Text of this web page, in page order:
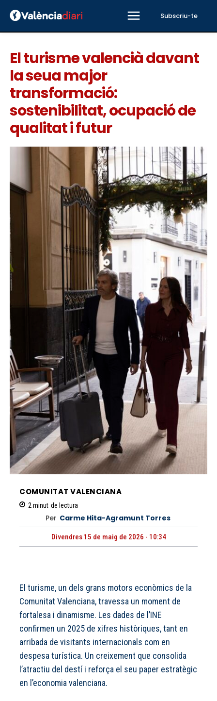
Subscriu-te
El turisme valencià davant
la seua major
transformació:
sostenibilitat, ocupació de
qualitat i futur
COMUNITAT VALENCIANA
2 minut de lectura
Per Carme Hita-Agramunt Torres
Divendres 15 de maig de 2026 - 10:34
El turisme, un dels grans motors econòmics de la
Comunitat Valenciana, travessa un moment de
fortalesa i dinamisme. Les dades de l’INE
confirmen un 2025 de xifres històriques, tant en
arribada de visitants internacionals com en
despesa turística. Un creixement que consolida
l’atractiu del destí i reforça el seu paper estratègic
en l’economia valenciana.